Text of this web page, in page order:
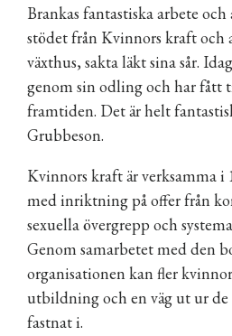
Brankas fantastiska arbete
stödet från Kvinnors kraft och
växthus, sakta läkt sina sår.
genom sin odling och har fått
framtiden. Det är helt
Grubbeson.
Kvinnors kraft är verksamma i
med inriktning på offer från
sexuella övergrepp och
Genom samarbetet med den
organisationen kan fler
utbildning och en väg ut ur de
fastnat i.